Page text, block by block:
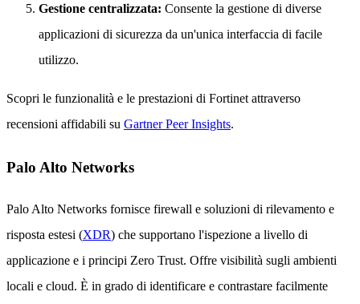
Gestione centralizzata: Consente la gestione di diverse
applicazioni di sicurezza da un'unica interfaccia di facile
utilizzo.
Scopri le funzionalità e le prestazioni di Fortinet attraverso
recensioni affidabili su Gartner Peer Insights.
Palo Alto Networks
Palo Alto Networks fornisce firewall e soluzioni di rilevamento e
risposta estesi (XDR) che supportano l'ispezione a livello di
applicazione e i principi Zero Trust. Offre visibilità sugli ambienti
locali e cloud. È in grado di identificare e contrastare facilmente